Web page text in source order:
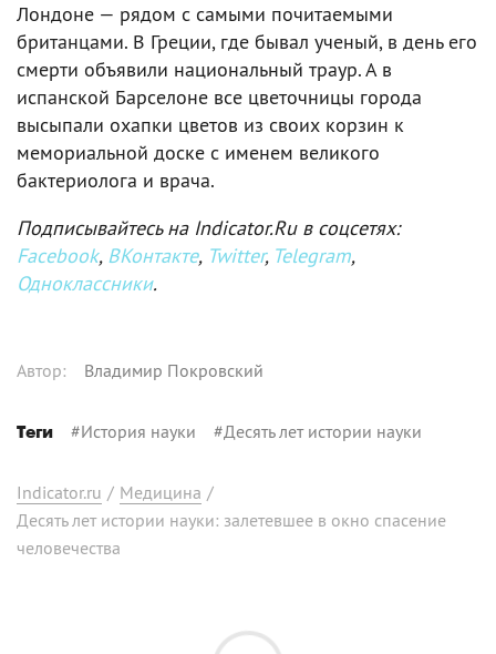
Лондоне — рядом с самыми почитаемыми
британцами. В Греции, где бывал ученый, в день его
смерти объявили национальный траур. А в
испанской Барселоне все цветочницы города
высыпали охапки цветов из своих корзин к
мемориальной доске с именем великого
бактериолога и врача.
Подписывайтесь на Indicator.Ru в соцсетях:
Facebook, ВКонтакте, Twitter, Telegram,
Одноклассники.
Автор: Владимир Покровский
Теги #История науки #Десять лет истории науки
Indicator.ru / Медицина /
Десять лет истории науки: залетевшее в окно спасение
человечества